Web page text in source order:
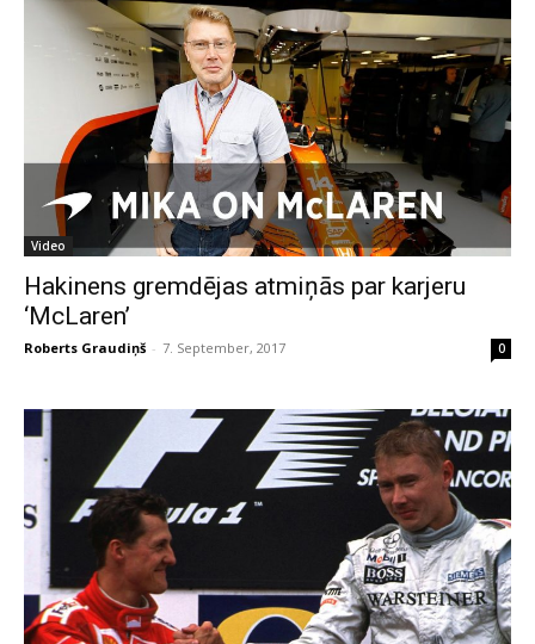
Video
Hakinens gremdējas atmiņās par karjeru
‘McLaren’
Roberts Graudiņš - 7. September, 2017 0